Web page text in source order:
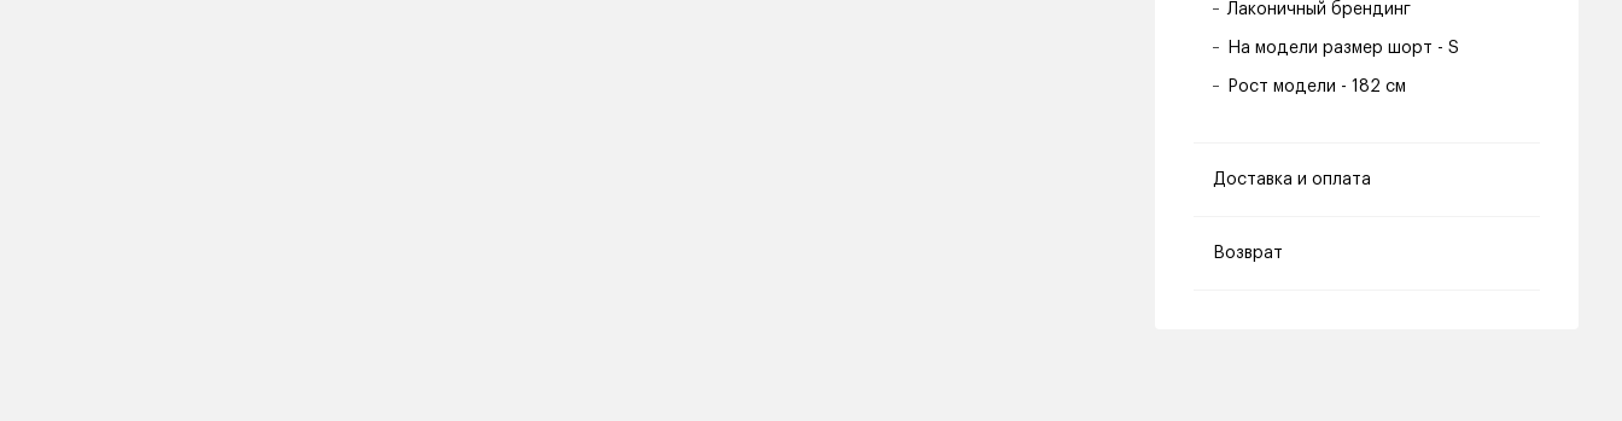
Лаконичный брендинг
На модели размер шорт - S
Рост модели - 182 см
Доставка и оплата
Возврат